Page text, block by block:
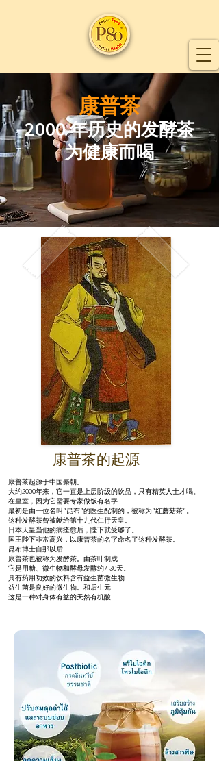
康普茶
2000 年历史的发酵茶
为健康而喝
康普茶的起源
康普茶起源于中国秦朝。
大约2000年来，它一直是上层阶级的饮品，只有精英人士才喝。
在皇室，因为它需要专家做饭有名字
最初是由一位名叫“昆布”的医生配制的，被称为“红蘑菇茶”。
这种发酵茶曾被献给第十九代仁行天皇。
日本天皇当他的病痊愈后，陛下就受够了。
国王陛下非常高兴，以康普茶的名字命名了这种发酵茶。
昆布博士自那以后
康普茶也被称为发酵茶。由茶叶制成
它是用糖、微生物和酵母发酵约7-30天。
具有药用功效的饮料含有益生菌微生物
益生菌是良好的微生物。和后生元
这是一种对身体有益的天然有机酸